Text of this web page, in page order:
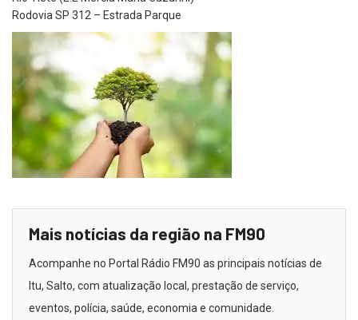
Rodovia SP 312 – Estrada Parque
Mais notícias da região na FM90
Acompanhe no Portal Rádio FM90 as principais notícias de
Itu, Salto, com atualização local, prestação de serviço,
eventos, polícia, saúde, economia e comunidade.